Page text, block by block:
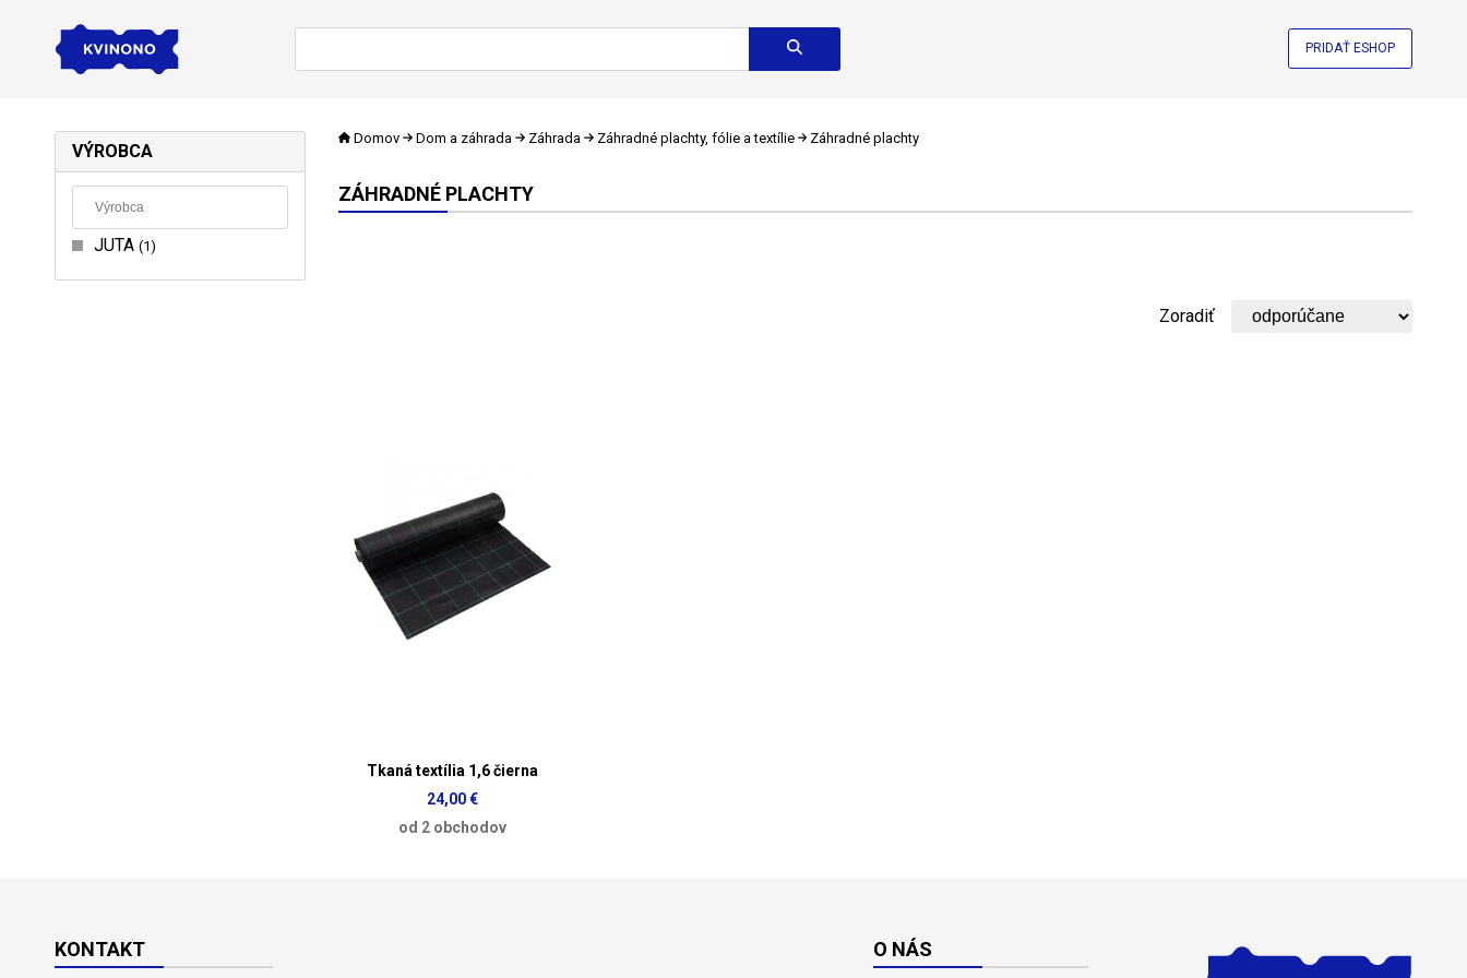
PRIDAŤ ESHOP
VÝROBCA
JUTA 1
Domov Dom a záhrada Záhrada Záhradné plachty, fólie a textílie Záhradné plachty
ZÁHRADNÉ PLACHTY
Zoradiť
Tkaná textília 1,6 čierna
24,00 €
od 2 obchodov
KONTAKT O NÁS